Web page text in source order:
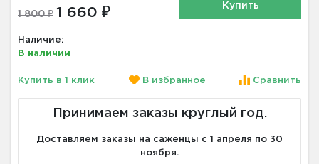
1 800 ₽ 1 660 ₽
Наличие:
В наличии
Купить
Купить в 1 клик В избранное Сравнить
Принимаем заказы круглый год.
Доставляем заказы на саженцы с 1 апреля по 30
ноября.